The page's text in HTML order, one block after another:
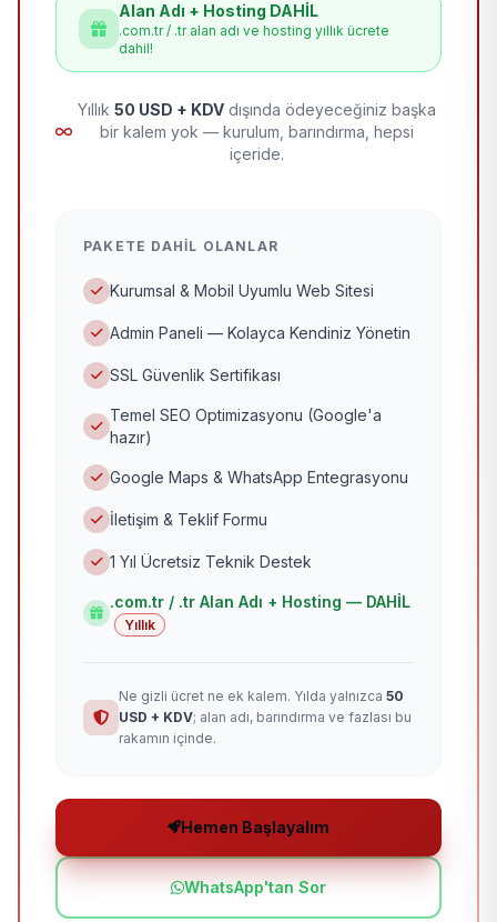
Alan Adı + Hosting DAHİL
.com.tr / .tr alan adı ve hosting yıllık ücrete
dahil!
Yıllık 50 USD + KDV dışında ödeyeceğiniz başka
bir kalem yok — kurulum, barındırma, hepsi
içeride.
PAKETE DAHIL OLANLAR
Kurumsal & Mobil Uyumlu Web Sitesi
Admin Paneli — Kolayca Kendiniz Yönetin
SSL Güvenlik Sertifikası
Temel SEO Optimizasyonu (Google'a
hazır)
Google Maps & WhatsApp Entegrasyonu
İletişim & Teklif Formu
1 Yıl Ücretsiz Teknik Destek
.com.tr / .tr Alan Adı + Hosting — DAHİL
Yıllık
Ne gizli ücret ne ek kalem. Yılda yalnızca 50
USD + KDV; alan adı, barındırma ve fazlası bu
rakamın içinde.
Hemen Başlayalım
WhatsApp'tan Sor